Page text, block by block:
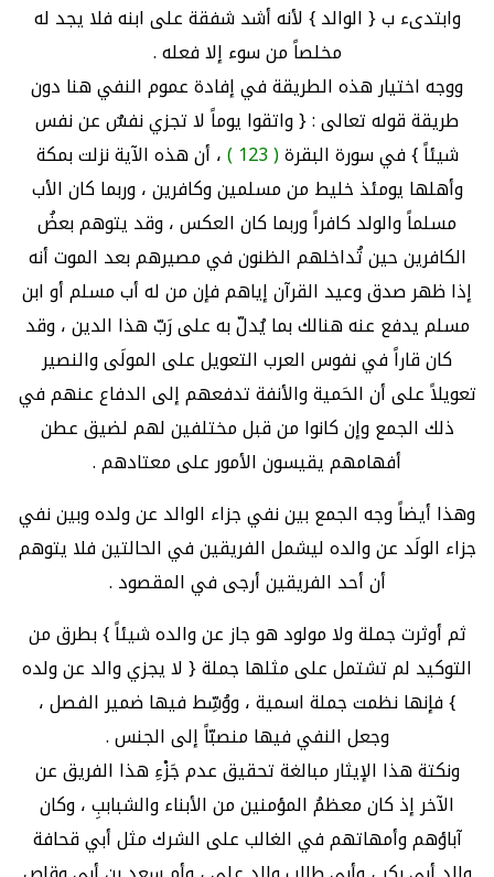
وابتدىء ب { الوالد } لأنه أشد شفقة على ابنه فلا يجد له
مخلصاً من سوء إلا فعله .
ووجه اختيار هذه الطريقة في إفادة عموم النفي هنا دون
طريقة قوله تعالى : { واتقوا يوماً لا تجزي نفسٌ عن نفس
شيئاً } في سورة البقرة( 123 )
، أن هذه الآية نزلت بمكة
وأهلها يومئذ خليط من مسلمين وكافرين ، وربما كان الأب
مسلماً والولد كافراً وربما كان العكس ، وقد يتوهم بعضُ
الكافرين حين تُداخلهم الظنون في مصيرهم بعد الموت أنه
إذا ظهر صدق وعيد القرآن إياهم فإن من له أب مسلم أو ابن
مسلم يدفع عنه هنالك بما يُدلّ به على رَبّ هذا الدين ، وقد
كان قاراً في نفوس العرب التعويل على المولَى والنصير
تعويلاً على أن الحَمية والأنفة تدفعهم إلى الدفاع عنهم في
ذلك الجمع وإن كانوا من قبل مختلفين لهم لضيق عطن
أفهامهم يقيسون الأمور على معتادهم .
وهذا أيضاً وجه الجمع بين نفي جزاء الوالد عن ولده وبين نفي
جزاء الولَد عن والده ليشمل الفريقين في الحالتين فلا يتوهم
أن أحد الفريقين أرجى في المقصود .
ثم أوثرت جملة ولا مولود هو جاز عن والده شيئاً } بطرق من
التوكيد لم تشتمل على مثلها جملة { لا يجزي والد عن ولده
} فإنها نظمت جملة اسمية ، ووُسِّط فيها ضمير الفصل ،
وجعل النفي فيها منصبّاً إلى الجنس .
ونكتة هذا الإيثار مبالغة تحقيق عدم جَزْءِ هذا الفريق عن
الآخر إذ كان معظمُ المؤمنين من الأبناء والشباببِ ، وكان
آباؤهم وأمهاتهم في الغالب على الشرك مثل أبي قحافة